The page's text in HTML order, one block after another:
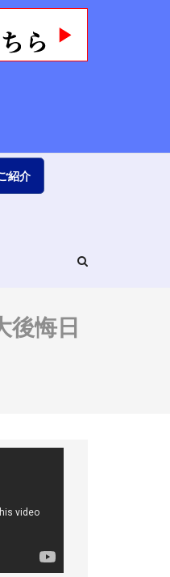
紹介
後悔日